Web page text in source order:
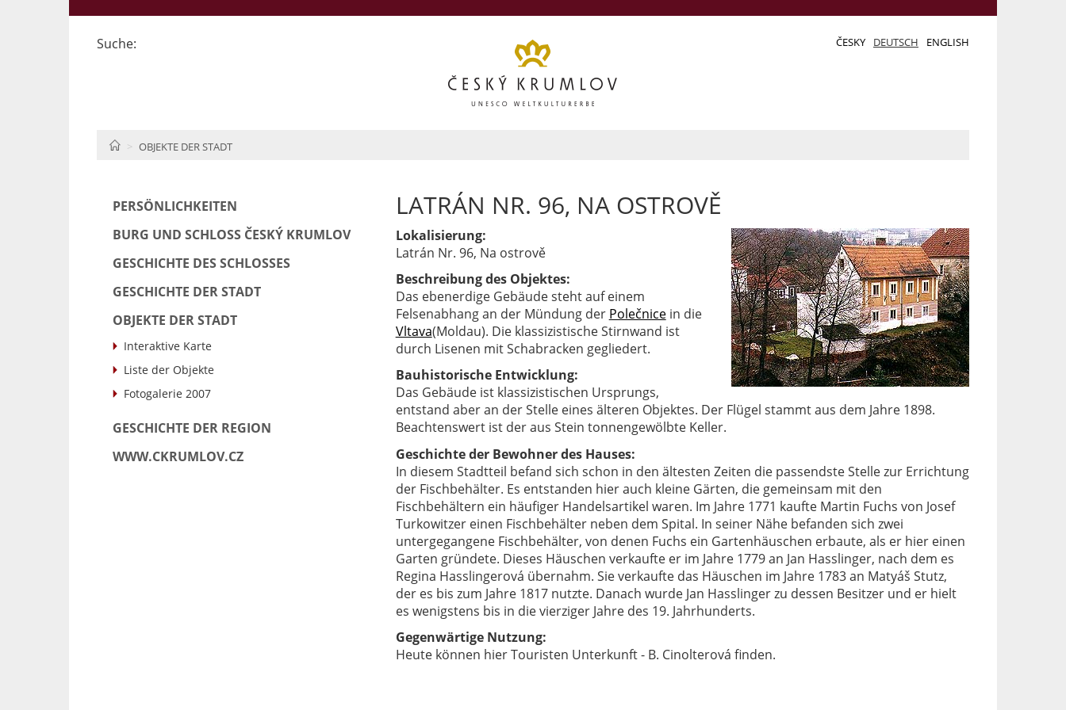
Suche: ČESKY DEUTSCH ENGLISH
HOMEOBJEKTE DER STADT
PERSÖNLICHKEITEN
BURG UND SCHLOSS ČESKÝ KRUMLOV
GESCHICHTE DES SCHLOSSES
GESCHICHTE DER STADT
OBJEKTE DER STADT
Interaktive Karte
Liste der Objekte
Fotogalerie 2007
GESCHICHTE DER REGION
WWW.CKRUMLOV.CZ
LATRÁN NR. 96, NA OSTROVĚ
Lokalisierung:
Latrán Nr. 96, Na ostrově
Beschreibung des Objektes:
Das ebenerdige Gebäude steht auf einem
Felsenabhang an der Mündung der Polečnicein die
Vltava(Moldau). Die klassizistische Stirnwand ist
durch Lisenen mit Schabracken gegliedert.
Bauhistorische Entwicklung:
Das Gebäude ist klassizistischen Ursprungs,
entstand aber an der Stelle eines älteren Objektes. Der Flügel stammt aus dem Jahre 1898.
Beachtenswert ist der aus Stein tonnengewölbte Keller.
Geschichte der Bewohner des Hauses:
In diesem Stadtteil befand sich schon in den ältesten Zeiten die passendste Stelle zur Errichtung
der Fischbehälter. Es entstanden hier auch kleine Gärten, die gemeinsam mit den
Fischbehältern ein häufiger Handelsartikel waren. Im Jahre 1771 kaufte Martin Fuchs von Josef
Turkowitzer einen Fischbehälter neben dem Spital. In seiner Nähe befanden sich zwei
untergegangene Fischbehälter, von denen Fuchs ein Gartenhäuschen erbaute, als er hier einen
Garten gründete. Dieses Häuschen verkaufte er im Jahre 1779 an Jan Hasslinger, nach dem es
Regina Hasslingerová übernahm. Sie verkaufte das Häuschen im Jahre 1783 an Matyáš Stutz,
der es bis zum Jahre 1817 nutzte. Danach wurde Jan Hasslinger zu dessen Besitzer und er hielt
es wenigstens bis in die vierziger Jahre des 19. Jahrhunderts.
Gegenwärtige Nutzung:
Heute können hier Touristen Unterkunft - B. Cinolterová finden.